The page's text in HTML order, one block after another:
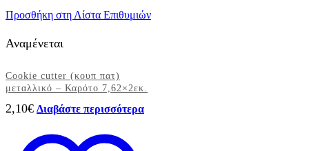
Προσθήκη στη Λίστα Επιθυμιών
Αναμένεται
Cookie cutter (κουπ πατ)
μεταλλικό – Καρότο 7,62×2εκ.
2,10€ Διαβάστε περισσότερα